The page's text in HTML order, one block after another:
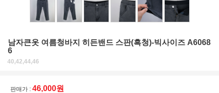
남자큰옷 여름청바지 히든밴드 스판(흑청)-빅사이즈 A6068
6
40,42,44,46
판매가 : 46,000원